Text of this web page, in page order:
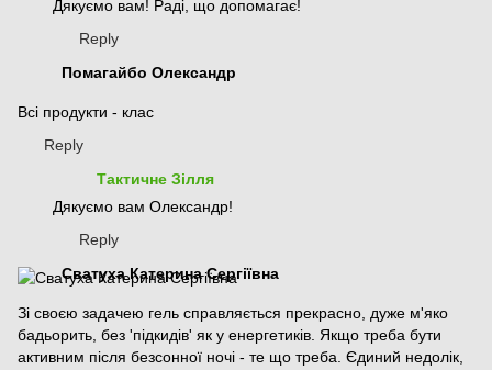
Дякуємо вам! Раді, що допомагає!
Reply
Помагайбо Олександр
Всі продукти - клас
Reply
Тактичне Зілля
Дякуємо вам Олександр!
Reply
Сватуха Катерина Сергіївна
Зі своєю задачею гель справляється прекрасно, дуже м'яко
бадьорить, без 'підкидів' як у енергетиків. Якщо треба бути
активним після безсонної ночі - те що треба. Єдиний недолік,